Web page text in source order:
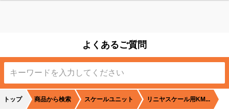
よくあるご質問
トップ 商品から検索 スケールユニット リニヤスケール用KM...